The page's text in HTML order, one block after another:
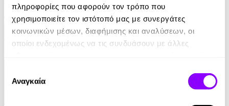
πληροφορίες που αφορούν τον τρόπο που
χρησιμοποιείτε τον ιστότοπό μας με συνεργάτες
κοινωνικών μέσων, διαφήμισης και αναλύσεων, οι
οποίοι ενδεχομένως να τις συνδυάσουν με άλλες
των υπηρεσιών τους.
συγκατάθεσης
Αναγκαία
11.99€